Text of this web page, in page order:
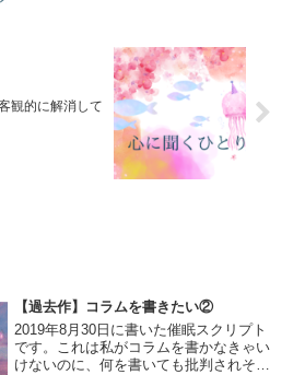
観的に解消して
【過去作】コラムを書きたい②
2019年8月30日に書いた催眠スクリプト
です。これは私がコラムを書かなきゃい
けないのに、何を書いても批判されそう